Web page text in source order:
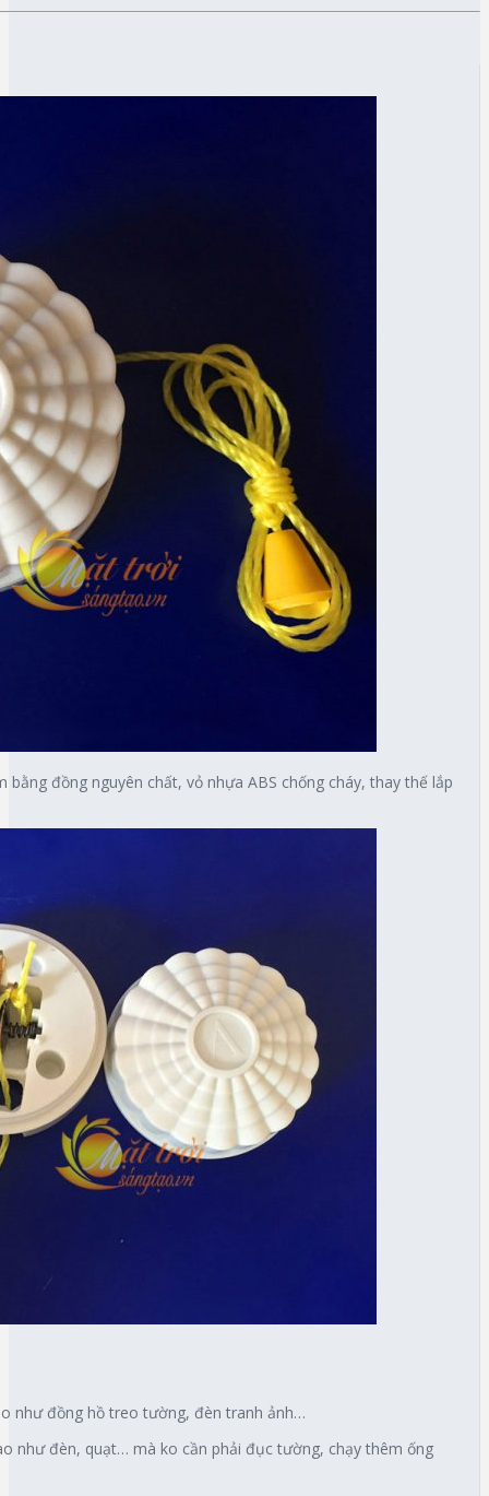
bằng đồng nguyên chất, vỏ nhựa ABS chống cháy, thay thế lắp
như đồng hồ treo tường, đèn tranh ảnh…
như đèn, quạt… mà ko cần phải đục tường, chạy thêm ống